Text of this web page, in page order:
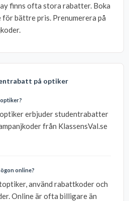
finns ofta stora rabatter. Boka
bättre pris. Prenumerera på
på optiker
erbjuder studentrabatter
från KlassensVal.se
online?
använd rabattkoder och
Online är ofta billigare än